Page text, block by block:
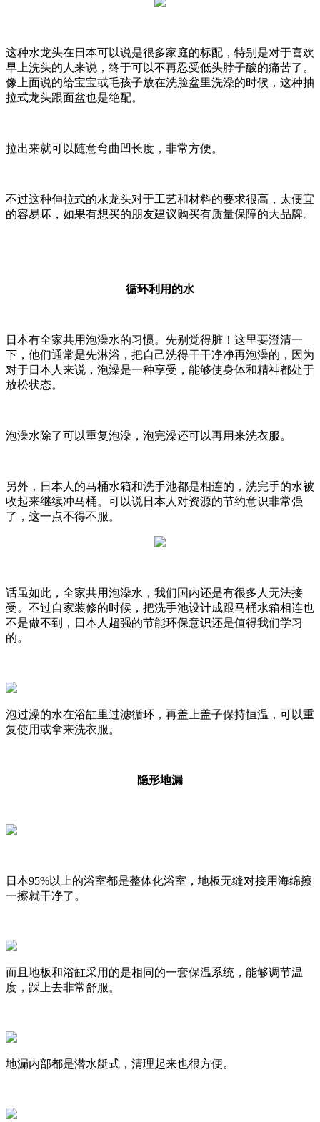
这种水龙头在日本可以说是很多家庭的标配，特别是对于喜欢
早上洗头的人来说，终于可以不再忍受低头脖子酸的痛苦了。
像上面说的给宝宝或毛孩子放在洗脸盆里洗澡的时候，这种抽
拉式龙头跟面盆也是绝配。
拉出来就可以随意弯曲凹长度，非常方便。
不过这种伸拉式的水龙头对于工艺和材料的要求很高，太便宜
的容易坏，如果有想买的朋友建议购买有质量保障的大品牌。
循环利用的水
日本有全家共用泡澡水的习惯。先别觉得脏！这里要澄清一
下，他们通常是先淋浴，把自己洗得干干净净再泡澡的，因为
对于日本人来说，泡澡是一种享受，能够使身体和精神都处于
放松状态。
泡澡水除了可以重复泡澡，泡完澡还可以再用来洗衣服。
另外，日本人的马桶水箱和洗手池都是相连的，洗完手的水被
收起来继续冲马桶。可以说日本人对资源的节约意识非常强
了，这一点不得不服。
话虽如此，全家共用泡澡水，我们国内还是有很多人无法接
受。不过自家装修的时候，把洗手池设计成跟马桶水箱相连也
不是做不到，日本人超强的节能环保意识还是值得我们学习
的。
泡过澡的水在浴缸里过滤循环，再盖上盖子保持恒温，可以重
复使用或拿来洗衣服。
隐形地漏
日本95%以上的浴室都是整体化浴室，地板无缝对接用海绵擦
一擦就干净了。
而且地板和浴缸采用的是相同的一套保温系统，能够调节温
度，踩上去非常舒服。
地漏内部都是潜水艇式，清理起来也很方便。